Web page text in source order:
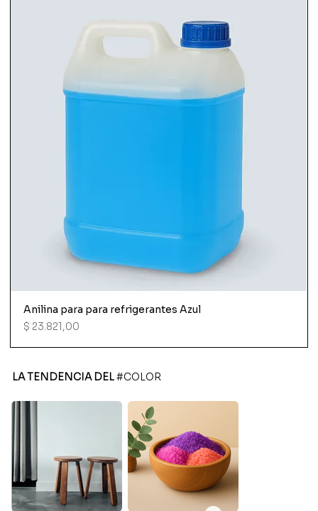
Anilina para para refrigerantes Azul
Precio
$ 23.821,00
LA TENDENCIA DEL#COLOR